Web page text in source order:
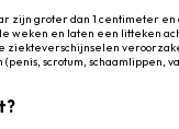
zijn groter dan 1 centimeter en
weken en laten een litteken
ziekteverschijnselen
(penis, scrotum, schaamlippen,